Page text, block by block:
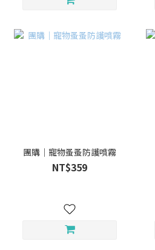
團購｜寵物蚤蚤防護噴霧
NT$359